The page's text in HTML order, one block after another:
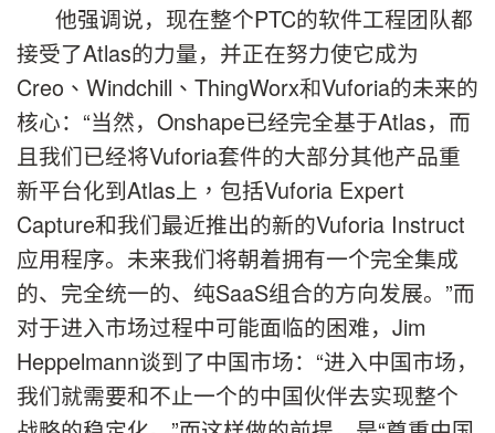
他强调说，现在整个PTC的软件工程团队都
接受了Atlas的力量，并正在努力使它成为
Creo 、 Windchill 、 ThingWorx和Vuforia的未来的
核心：“当然， Onshape已经完全基于Atlas，而
且我们已经将Vuforia套件的大部分其他产品重
新平台化到Atlas 上，包括Vuforia Expert
Capture和我们最近推出的新的Vuforia Instruct
应用程序。未来我们将朝着拥有一个完全集成
的、完全统一的、纯SaaS组合的方向发展。”而
对于进入市场过程中可能面临的困难， Jim
Heppelmann谈到了中国市场：“进入中国市场，
我们就需要和不止一个的中国伙伴去实现整个